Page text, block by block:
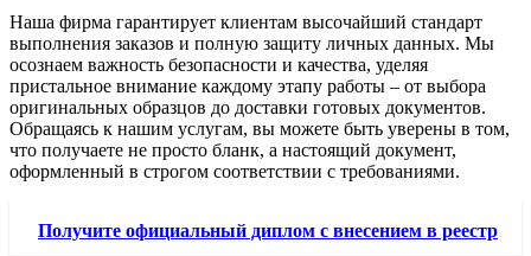
Наша фирма гарантирует клиентам высочайший стандарт
выполнения заказов и полную защиту личных данных. Мы
осознаем важность безопасности и качества, уделяя
пристальное внимание каждому этапу работы – от выбора
оригинальных образцов до доставки готовых документов.
Обращаясь к нашим услугам, вы можете быть уверены в том,
что получаете не просто бланк, а настоящий документ,
оформленный в строгом соответствии с требованиями.
Получите официальный диплом с внесением в реестр